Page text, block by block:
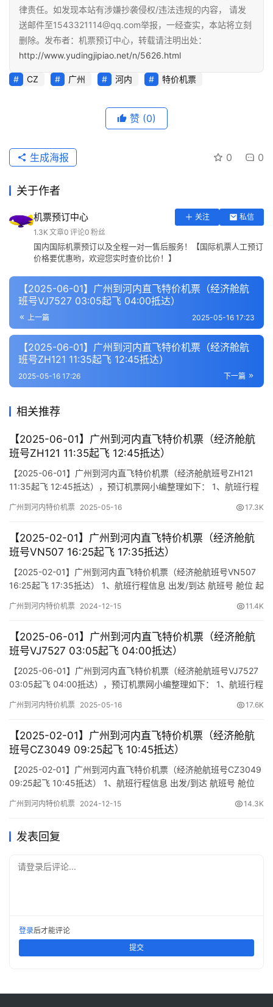
律责任。如发现本站有涉嫌抄袭侵权/违法违规的内容， 请发
送邮件至1543321114@qq.com举报，一经查实，本站将立刻
删除。发布者：机票预订中心，转载请注明出处：
http://www.yudingjipiao.net/n/5626.html
CZ 广州 河内 特价机票
赞 (0)
0 0
生成海报
关于作者
机票预订中心 关注
私信
1.3K 文章0 评论0 粉丝
国内国际机票预订以及全程一对一售后服务！【国际机票人工预订
价格要优惠哟，欢迎您实时查价比价！】
【2025-06-01】广州到河内直飞特价机票（经济舱航
班号VJ7527 03:05起飞 04:00抵达）
上一篇 2025-05-16 17:23
【2025-06-01】广州到河内直飞特价机票（经济舱航
班号ZH121 11:35起飞 12:45抵达）
下一篇
2025-05-16 17:26
相关推荐
【2025-06-01】广州到河内直飞特价机票（经济舱航
班号ZH121 11:35起飞 12:45抵达）
【2025-06-01】广州到河内直飞特价机票（经济舱航班号ZH121
11:35起飞 12:45抵达），预订机票网小编整理如下： 1、航班行程
(Departure/Arrival) (Flight) (class) (Departure Time) (Arrival
广州到河内特价机票 2025-05-16 17.3K
【2025-02-01】广州到河内直飞特价机票（经济舱航
班号VN507 16:25起飞 17:35抵达）
【2025-02-01】广州到河内直飞特价机票（经济舱航班号VN507
16:25起飞 17:35抵达） 1、航班行程信息 出发/到达 航班号 舱位 起
(class) (Departure Time) (Arrival Time) 出发(TakeOff) …
广州到河内特价机票 2024-12-15 11.4K
【2025-06-01】广州到河内直飞特价机票（经济舱航
班号VJ7527 03:05起飞 04:00抵达）
【2025-06-01】广州到河内直飞特价机票（经济舱航班号VJ7527
03:05起飞 04:00抵达），预订机票网小编整理如下： 1、航班行程
(Departure/Arrival) (Flight) (class) (Departure Time) (Arrival
广州到河内特价机票 2025-05-16 17.6K
【2025-02-01】广州到河内直飞特价机票（经济舱航
班号CZ3049 09:25起飞 10:45抵达）
【2025-02-01】广州到河内直飞特价机票（经济舱航班号CZ3049
09:25起飞 10:45抵达） 1、航班行程信息 出发/到达 航班号 舱位
(class) (Departure Time) (Arrival Time) 出发(TakeOff)…
广州到河内特价机票 2024-12-15 14.3K
发表回复
请登录后评论...
登录后才能评论
提交